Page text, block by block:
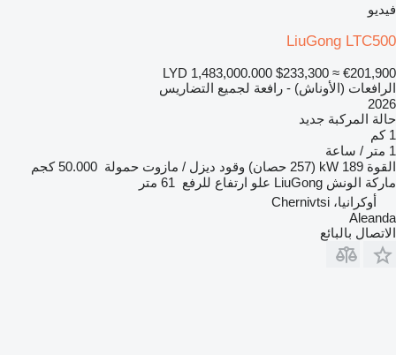
فيديو
LiuGong LTC500
LYD 1,483,000.000 $233,300 ≈ €201,900
الرافعات (الأوناش) - رافعة لجميع التضاريس
2026
حالة المركبة جديد
1 كم
1 متر / ساعة
القوة 189 kW (257 حصان) وقود ديزل / مازوت حمولة 50.000 كجم
ماركة الونش LiuGong علو ارتفاع للرفع 61 متر
أوكرانيا، Chernivtsi
Aleanda
الاتصال بالبائع